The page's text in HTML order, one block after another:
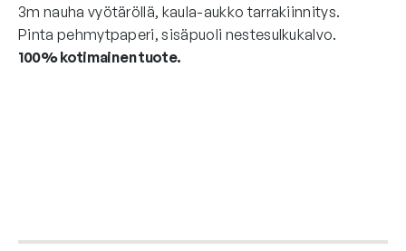
3m nauha vyötäröllä, kaula-aukko tarrakiinnitys.
Pinta pehmytpaperi, sisäpuoli nestesulkukalvo.
100% kotimainen tuote.